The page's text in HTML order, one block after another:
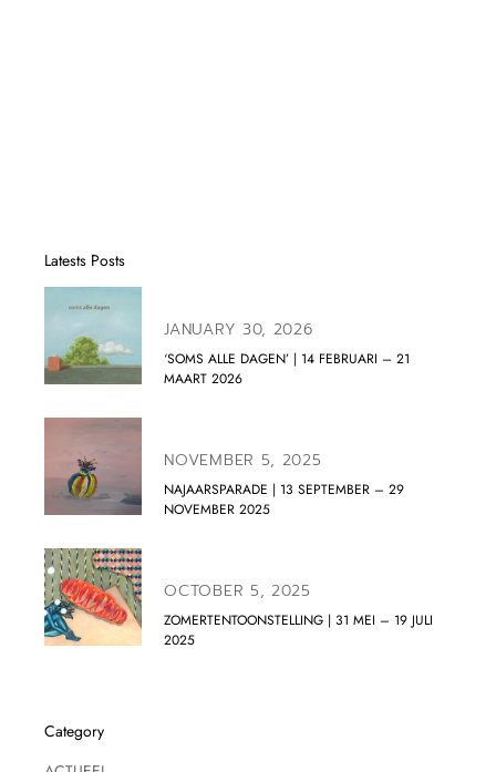
Latests Posts
JANUARY 30, 2026
‘SOMS ALLE DAGEN’ | 14 FEBRUARI – 21
MAART 2026
NOVEMBER 5, 2025
NAJAARSPARADE | 13 SEPTEMBER – 29
NOVEMBER 2025
OCTOBER 5, 2025
ZOMERTENTOONSTELLING | 31 MEI – 19 JULI
2025
Category